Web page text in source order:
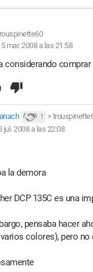
mar. 2008 a las 21:58
considerando
1 >
jul. 2008 a las 22:08
la demora
DCP 135C es una
pensaba hacer
colores), pero